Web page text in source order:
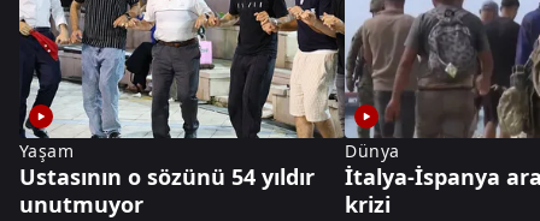
Yaşam
Ustasının o sözünü 54 yıldır
unutmuyor
Dünya
İtalya-İspanya
krizi